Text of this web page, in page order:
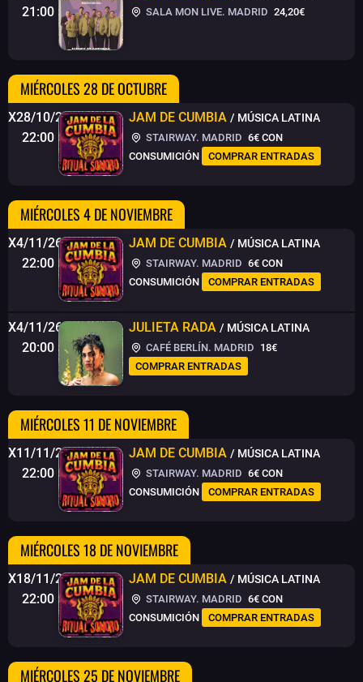
21:00
SALA MON LIVE. MADRID 24,20€
MIÉRCOLES 28 DE OCTUBRE
X28/10/26
22:00
JAM DE CUMBIA / MÚSICA LATINA
STAIRWAY. MADRID 6€ CON
CONSUMICIÓN
COMPRAR ENTRADAS
MIÉRCOLES 4 DE NOVIEMBRE
X4/11/26
22:00
JAM DE CUMBIA / MÚSICA LATINA
STAIRWAY. MADRID 6€ CON
CONSUMICIÓN
COMPRAR ENTRADAS
X4/11/26
20:00
JULIETA RADA / MÚSICA LATINA
CAFÉ BERLÍN. MADRID 18€
COMPRAR ENTRADAS
MIÉRCOLES 11 DE NOVIEMBRE
X11/11/26
22:00
JAM DE CUMBIA / MÚSICA LATINA
STAIRWAY. MADRID 6€ CON
CONSUMICIÓN
COMPRAR ENTRADAS
MIÉRCOLES 18 DE NOVIEMBRE
X18/11/26
22:00
JAM DE CUMBIA / MÚSICA LATINA
STAIRWAY. MADRID 6€ CON
CONSUMICIÓN
COMPRAR ENTRADAS
MIÉRCOLES 25 DE NOVIEMBRE